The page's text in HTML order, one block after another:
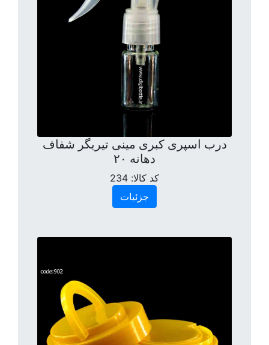
درب اسپری کبری مینی تیریگر شفاف
دهانه ۲۰
کد کالا: 234
جزئیات